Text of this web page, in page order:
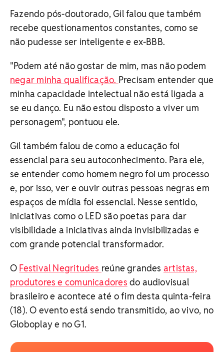
Fazendo pós-doutorado, Gil falou que também
recebe questionamentos constantes, como se
não pudesse ser inteligente e ex-BBB.
"Podem até não gostar de mim, mas não podem
negar minha qualificação. Precisam entender que
minha capacidade intelectual não está ligada a
se eu danço. Eu não estou disposto a viver um
personagem", pontuou ele.
Gil também falou de como a educação foi
essencial para seu autoconhecimento. Para ele,
se entender como homem negro foi um processo
e, por isso, ver e ouvir outras pessoas negras em
espaços de mídia foi essencial. Nesse sentido,
iniciativas como o LED são poetas para dar
visibilidade a iniciativas ainda invisibilizadas e
com grande potencial transformador.
O Festival Negritudes reúne grandes artistas,
produtores e comunicadores do audiovisual
brasileiro e acontece até o fim desta quinta-feira
(18). O evento está sendo transmitido, ao vivo, no
Globoplay e no G1.